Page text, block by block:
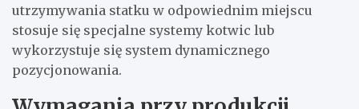
utrzymywania statku w odpowiednim miejscu
stosuje się specjalne systemy kotwic lub
wykorzystuje się system dynamicznego
pozycjonowania.